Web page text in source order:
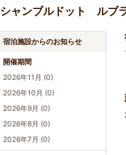
シャンブルドット ルブ
宿泊施設からのお知らせ
開催期間
2026年11月 (0)
2026年10月 (0)
2026年9月 (0)
2026年8月 (0)
2026年7月 (0)